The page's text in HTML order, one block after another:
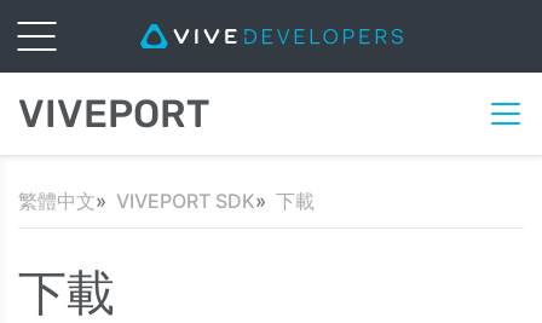
VIVEPORT
繁體中文 VIVEPORT SDK 下載
下載